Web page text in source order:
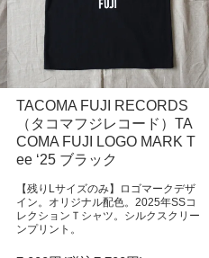
TACOMA FUJI RECORDS
（タコマフジレコード）TA
COMA FUJI LOGO MARK T
ee ‘25 ブラック
【残りLサイズのみ】ロゴマークデザ
イン。オリジナル配色。2025年SSコ
レクションＴシャツ。シルクスクリー
ンプリント。